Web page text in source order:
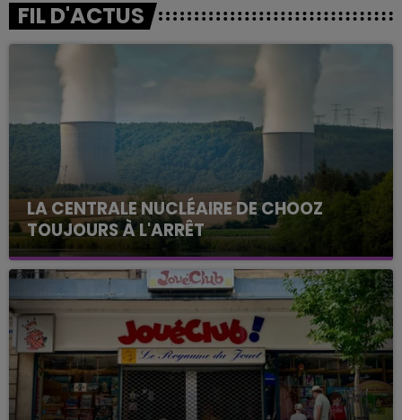
FIL D'ACTUS
LA CENTRALE NUCLÉAIRE DE CHOOZ
TOUJOURS À L'ARRÊT
Cela fait déjà une semaine que la centrale
nucléaire ardennaise est à l'arrêt. Une situation
justifiée par la sécheresse intense qui est toujours
présente.